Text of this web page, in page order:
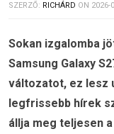
SZERZŐ: RICHÁRD ON 2026-
Sokan izgalomba
Samsung Galaxy
változatot, ez lesz
legfrissebb hírek
állja meg teljesen